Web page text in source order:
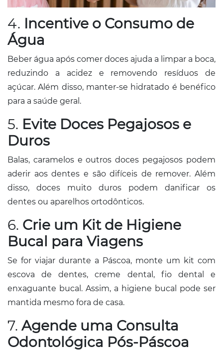
4. Incentive o Consumo de
Água
Beber água após comer doces ajuda a limpar a boca,
reduzindo a acidez e removendo resíduos de
açúcar. Além disso, manter-se hidratado é benéfico
para a saúde geral.​
5. Evite Doces Pegajosos e
Duros
Balas, caramelos e outros doces pegajosos podem
aderir aos dentes e são difíceis de remover. Além
disso, doces muito duros podem danificar os
dentes ou aparelhos ortodônticos.
6. Crie um Kit de Higiene
Bucal para Viagens
Se for viajar durante a Páscoa, monte um kit com
escova de dentes, creme dental, fio dental e
enxaguante bucal. Assim, a higiene bucal pode ser
mantida mesmo fora de casa.
7. Agende uma Consulta
Odontológica Pós-Páscoa